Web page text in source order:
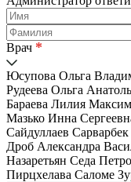
Врач *
Юсупова Ольга
Рудеева Ольга
Бараева Лилия
Мазько Инна
Сайдуллаев
Дроб Александра
Назаретьян Седа
Пирцхелава Саломе